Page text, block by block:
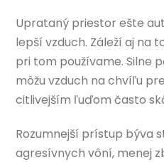
Uprataný priestor ešte
lepší vzduch. Záleží aj na
pri tom používame. Silne
môžu vzduch na chvíľu
citlivejším ľuďom často
Rozumnejší prístup býva
agresívnych vôní, menej